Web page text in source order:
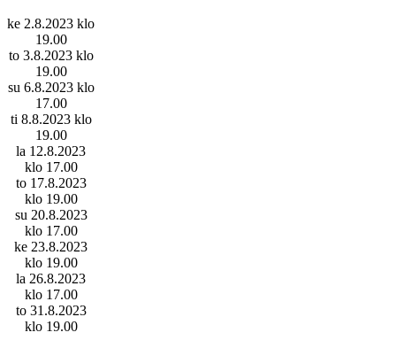
ke 2.8.2023 klo
19.00
to 3.8.2023 klo
19.00
su 6.8.2023 klo
17.00
ti 8.8.2023 klo
19.00
la 12.8.2023
klo 17.00
to 17.8.2023
klo 19.00
su 20.8.2023
klo 17.00
ke 23.8.2023
klo 19.00
la 26.8.2023
klo 17.00
to 31.8.2023
klo 19.00